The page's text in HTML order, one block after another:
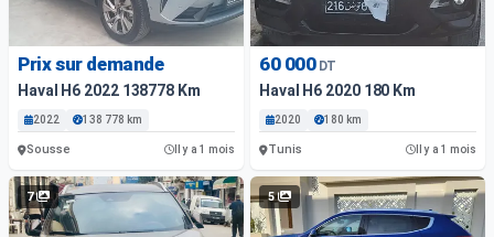
Prix sur demande
Haval H6 2022 138778 Km
2022 138 778 km
Sousse Il y a 1 mois
60 000 DT
Haval H6 2020 180 Km
2020 180 km
Tunis Il y a 1 mois
7 5